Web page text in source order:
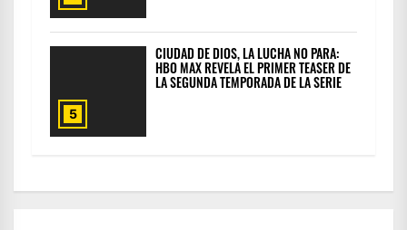
5
CIUDAD DE DIOS, LA LUCHA NO PARA:
HBO MAX REVELA EL PRIMER TEASER DE
LA SEGUNDA TEMPORADA DE LA SERIE